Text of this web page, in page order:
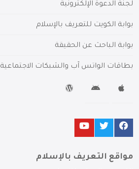
لجنة الدعوة الإلكترونية
بوابة الكويت للتعريف بالإسلام
بوابة الباحث عن الحقيقة
بطاقات الواتس آب والشبكات الاجتماعية
مواقع التعريف بالإسلام